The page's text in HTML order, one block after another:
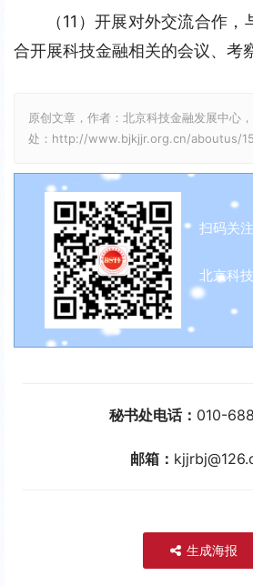
（11）开展对外交流合作
合开展科技金融相关的会议、考
原创文章，作者：北京科技金融发展中心
处：http://www.bjkjjr.org.cn/aboutus/
扫码关注
北京科
秘书处电话： 010-
邮箱：
生成海报